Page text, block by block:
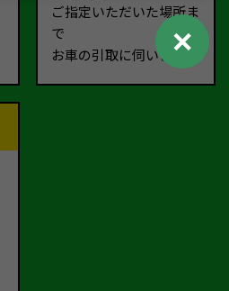
ご指定いただいた場所ま
で
お車の引取に伺います。
✕